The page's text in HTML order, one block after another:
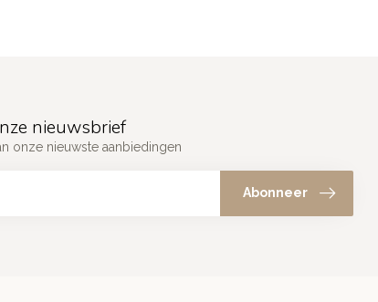
nieuwsbrief
onze nieuwste aanbiedingen
Abonneer